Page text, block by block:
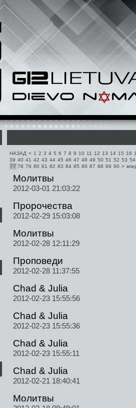
НАЗАД < 1 2 3 4 5 6 7 8 9 10 11 12 13 14 15 16
39 40 41 42 43 44 45 46 47 48 49 50 51 52 53 54
77 78 79 80 81 82 83 84 85 86 87 88 89 90 >
Молитвы
2012-03-01 21:03:22
Пророчества
2012-02-29 15:03:08
Молитвы
2012-02-28 12:11:29
Проповеди
2012-02-28 11:37:55
Chad & Julia
2012-02-23 15:55:56
Chad & Julia
2012-02-23 15:55:36
Chad & Julia
2012-02-23 15:55:11
Chad & Julia
2012-02-21 18:40:41
Молитвы